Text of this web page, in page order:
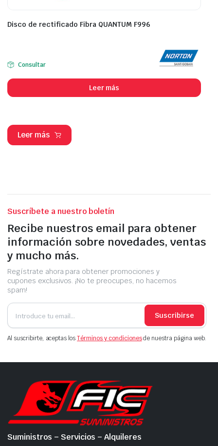
Disco de rectificado Fibra QUANTUM F996
Consultar
Leer más
Leer más
Suscríbete a nuestro boletín
Recibe nuestros email para obtener
información sobre novedades, ventas
y mucho más.
Regístrate ahora para obtener promociones y
cupones exclusivos. ¡No te preocupes, no hacemos
spam!
Suscribirse
Al suscribirte, aceptas losTérminos y condicionesde nuestra página web.
Suministros – Servicios – Alquileres